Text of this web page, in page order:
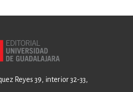
Reyes 39, interior 32-33,